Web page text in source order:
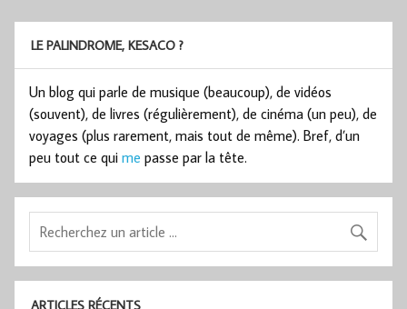
LE PALINDROME, KESACO ?
Un blog qui parle de musique (beaucoup), de vidéos
(souvent), de livres (régulièrement), de cinéma (un peu), de
voyages (plus rarement, mais tout de même). Bref, d’un
peu tout ce qui me passe par la tête.
ARTICLES RÉCENTS